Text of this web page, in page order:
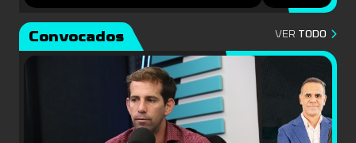
Convocados VER TODO